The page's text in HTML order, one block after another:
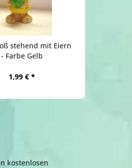
stehend mit Eiern
- Farbe Gelb
1,99 € *
kostenlosen